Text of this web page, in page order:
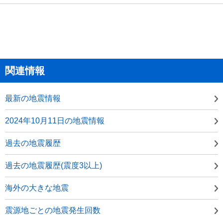
関連情報
最新の地震情報
2024年10月11日の地震情報
過去の地震履歴
過去の地震履歴(震度3以上)
海外の大きな地震
震源地ごとの地震発生回数